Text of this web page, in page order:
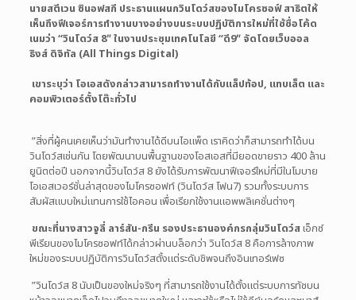
นายสตีเวน ซินอฟสกี ประธานแผนกวินโดว์สของไมโครซอฟ์ สาธิตให้
เห็นถึงฟีเจอร์การทำงานบางอย่างบนระบบปฏิบัติการใหม่ที่ใช้ชื่อโค้ด
เนมว่า “วินโดว์ส 8″ ในงานประชุมเทคโนโลยี “ดี9″ จัดโดยเว็บออล
ธิงส์ ดิจิทัล (All Things Digital)
เขาระบุว่า โอเอสดังกล่าวสามารถทำงานได้กับแล็ปท้อป, แทบเล็ต และ
คอมพิวเตอร์ตั้งโต๊ะทั่วไป
”สิ่งที่ผู้คนเคยเห็นว่ามันทำงานได้ดีบนไอแพ็ด เราคิดว่าก็สามารถทำได้บน
วินโดว์สเช่นกัน โดยพัฒนาบนพื้นฐานของโอสเอสที่มียอดขายราว 400 ล้าน
ยูนิตต่อปี นอกจากนี้วินโดว์ส 8 ยังได้รับการพัฒนาฟีเจอร์ใหม่ที่มีในโมบาย
โอเอสเวอร์ชั่นล่าสุดของไมโครซอฟท์ (วินโดว์ส โฟน7) รวมทั้งระบบการ
สัมผัสแบบใหม่แทนการใช้ไอคอน เพื่อเรียกใช้งานแอพพลิเคชั่นต่างๆ
ขณะที่นางสาวจูลี่ ลาร์สัน-กรีน รองประธานองค์กรกลุ่มวินโดว์สเอ็กซ์
พีเรียนของไมโครซอฟท์ได้กล่าวผ่านบล็อกว่า วินโดว์ส 8 คือการล้างภาพ
ใหม่ของระบบปฏิบัติการวินโดว์สตั้งแต่ระดับชิพจนถึงอินเทอร์เฟซ
”วินโดว์ส 8 นับเป็นของใหม่จริงๆ ที่สามารถใช้งานได้ตั้งแต่ระบบการทัชบน